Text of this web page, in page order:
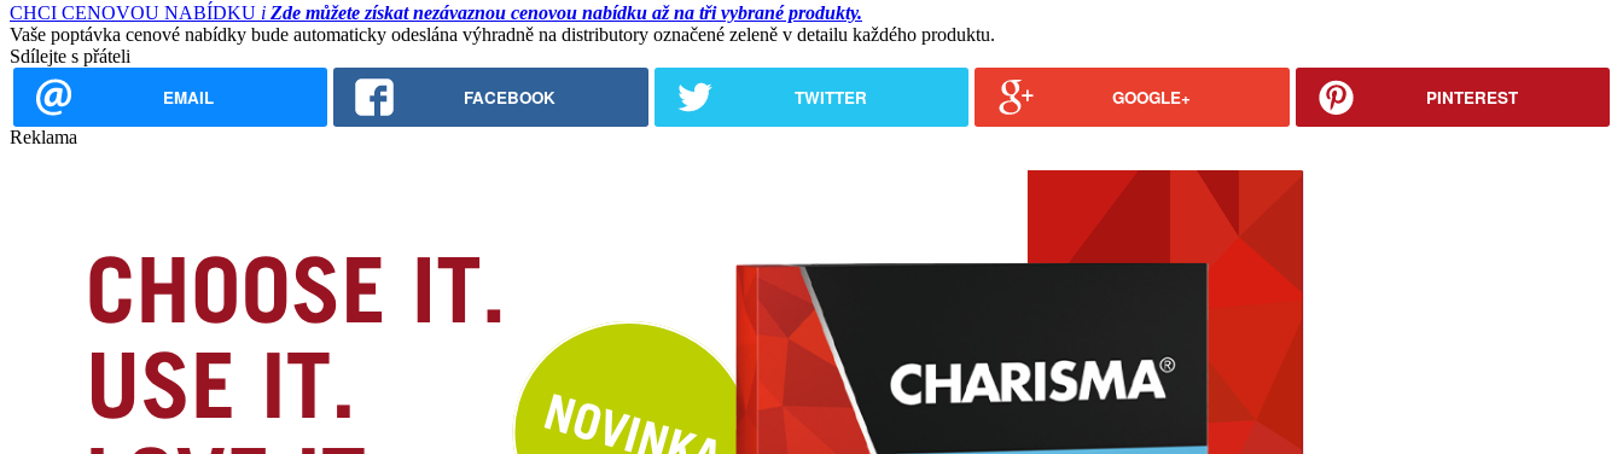
CHCI CENOVOU NABÍDKU i Zde můžete získat nezávaznou cenovou nabídku až na tři vybrané produkty.
Vaše poptávka cenové nabídky bude automaticky odeslána výhradně na distributory označené zeleně v detailu každého produktu.
Sdílejte s přáteli
EMAIL FACEBOOK TWITTER GOOGLE+ PINTEREST
Reklama